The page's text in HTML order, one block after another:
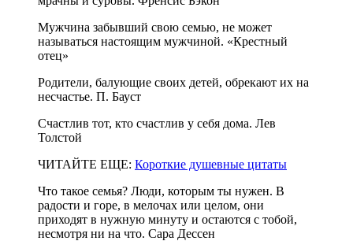
Мужчина забывший свою семью, не может
называться настоящим мужчиной. «Крестный
отец»
Родители, балующие своих детей, обрекают их на
несчастье. П. Бауст
Счастлив тот, кто счастлив у себя дома. Лев
Толстой
ЧИТАЙТЕ ЕЩЕ: Короткие душевные цитаты
Что такое семья? Люди, которым ты нужен. В
радости и горе, в мелочах или целом, они
приходят в нужную минуту и остаются с тобой,
несмотря ни на что. Сара Дессен